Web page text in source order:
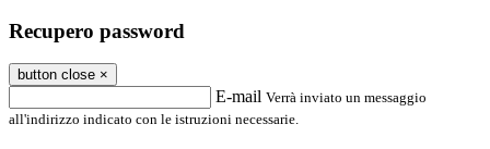
Recupero password
button close ×
E-mail Verrà inviato un messaggio
all'indirizzo indicato con le istruzioni necessarie.